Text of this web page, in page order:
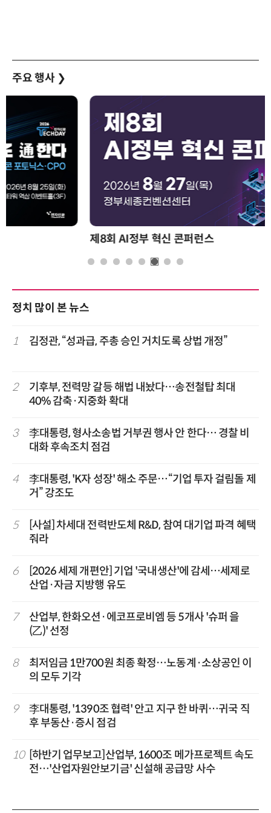
주요 행사 ❯
제8회 AI정부 혁신 콘퍼런스
정치 많이 본 뉴스
1 김정관, “성과급, 주총 승인 거치도록 상법 개정”
2
기후부, 전력망 갈등 해법 내놨다…송전철탑 최대
40% 감축·지중화 확대
3
李대통령, 형사소송법 거부권 행사 안 한다… 경찰 비
대화 후속조치 점검
4
李대통령, 'K자 성장' 해소 주문…“기업 투자 걸림돌 제
거” 강조도
5
[사설] 차세대 전력반도체 R&D, 참여 대기업 파격 혜택
줘라
6
[2026 세제 개편안] 기업 '국내생산'에 감세…세제로
산업·자금 지방행 유도
7
산업부, 한화오션·에코프로비엠 등 5개사 '슈퍼 을
(乙)' 선정
8
최저임금 1만700원 최종 확정…노동계·소상공인 이
의 모두 기각
9
李대통령, '1390조 협력' 안고 지구 한 바퀴…귀국 직
후 부동산·증시 점검
10 [하반기 업무보고]산업부, 1600조 메가프로젝트 속도
전…'산업자원안보기금' 신설해 공급망 사수